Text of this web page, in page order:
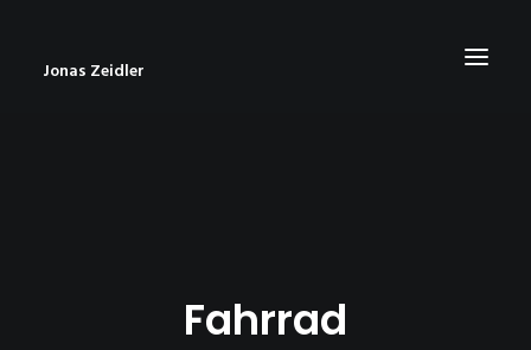
Jonas Zeidler
Fahrrad